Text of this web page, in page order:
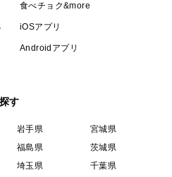
食べチョク&more
iOSアプリ
Androidアプリ
す
岩手県
宮城県
福島県
茨城県
埼玉県
千葉県